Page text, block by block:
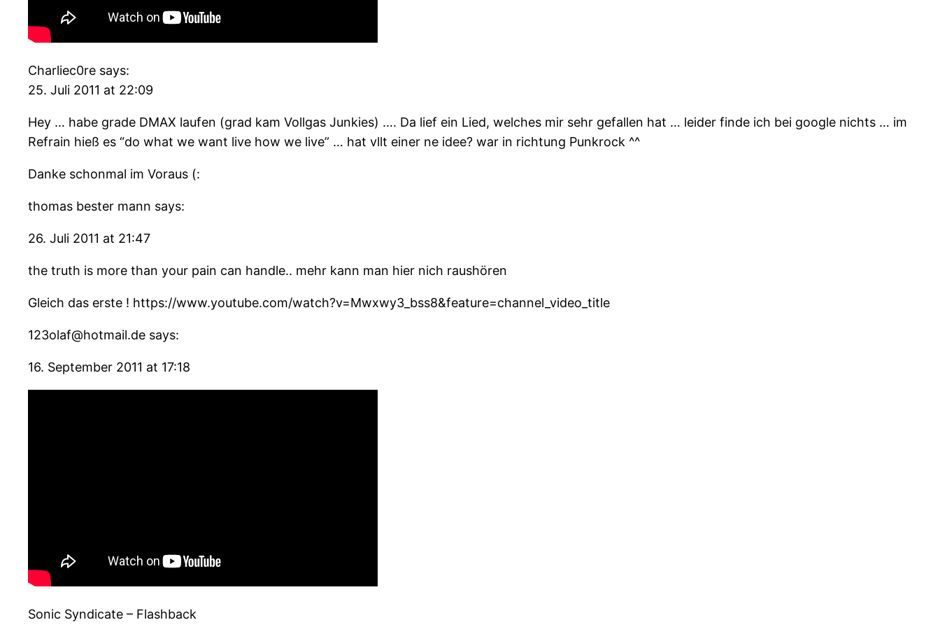
Charliec0re says:
25. Juli 2011 at 22:09
Hey … habe grade DMAX laufen (grad kam Vollgas Junkies) …. Da lief ein Lied, welches mir sehr gefallen hat … leider finde ich bei google nichts … im
Refrain hieß es “do what we want live how we live” … hat vllt einer ne idee? war in richtung Punkrock ^^
Danke schonmal im Voraus (:
thomas bester mann says:
26. Juli 2011 at 21:47
the truth is more than your pain can handle.. mehr kann man hier nich raushören
Gleich das erste ! https://www.youtube.com/watch?v=Mwxwy3_bss8&feature=channel_video_title
123olaf@hotmail.de says:
16. September 2011 at 17:18
Sonic Syndicate – Flashback